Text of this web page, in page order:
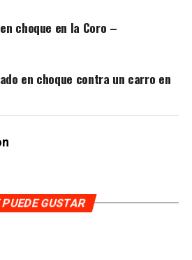
choque en la Coro –
en choque contra un carro en
PUEDE GUSTAR